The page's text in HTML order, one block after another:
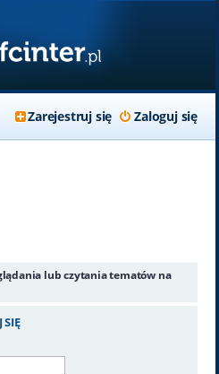
Zaloguj się
Zarejestruj się
lub czytania tematów na
SIĘ